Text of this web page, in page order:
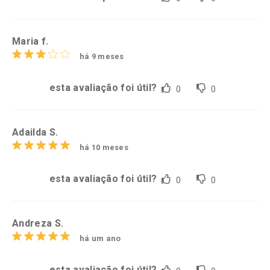
Maria f.
há 9 meses
esta avaliação foi útil? 0 0
Adailda S.
há 10 meses
esta avaliação foi útil? 0 0
Andreza S.
há um ano